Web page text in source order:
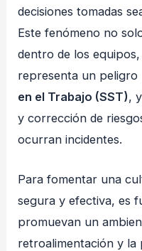
decisiones tomadas
Este fenómeno no
dentro de los
representa un
en el Trabajo (SST),
y corrección de
ocurran incidentes.
Para fomentar una
segura y efectiva, es
promuevan un
retroalimentación y la